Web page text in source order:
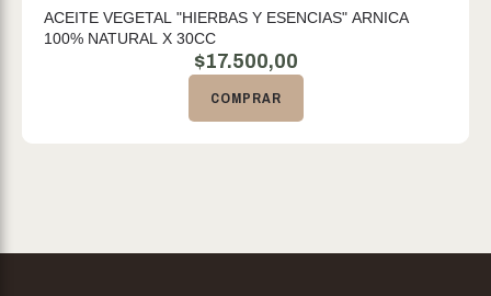
ACEITE VEGETAL "HIERBAS Y ESENCIAS" ARNICA
100% NATURAL X 30CC
$17.500,00
COMPRAR